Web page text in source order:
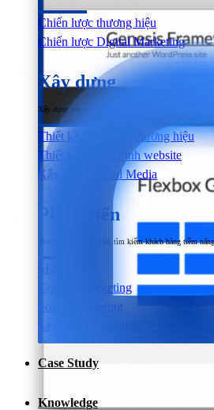
Chiến lược thương hiệu
Chiến lược Digital Marketing
Xây dựng
Xây dựng trải nghiệm người dùng đầu cuối tương tác
Thiết kế nhận diện thương hiệu
Thiết kế & Lập trình website
Xây dựng Social Media
Phát triển
Phát triển thương hiệu, tìm kiếm khách hàng tiềm năng
Content Marketing
Social Marketing
Sản xuất hình ảnh & Video
Quảng cáo trả phí
Dịch vụ chăm sóc website
Case Study
Knowledge